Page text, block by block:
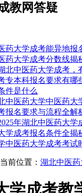
教网答疑
药大学成考能异地报
药大学成考分数线揭
北中医药大学成考，
专本科报名要求有哪
件是什么
中医药大学中医药大
报名要求与流程全解
年湖北中医药大学
学成考报名条件全揭
中医药大学成考考试
当前位置： 湖北中医